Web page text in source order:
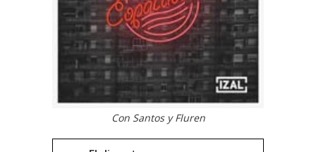
Con Santos y Fluren